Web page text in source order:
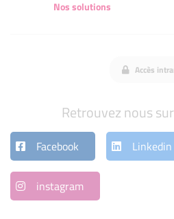
Nos solutions
Accès
Retrouvez nous
Facebook Linkedin
instagram